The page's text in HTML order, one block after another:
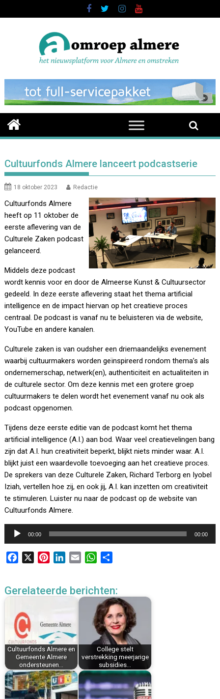
to
Cultuurfonds Almere lanceert podcastserie
18 oktober 2023 Redactie
Cultuurfonds Almere
heeft op 11 oktober de
eerste aflevering van de
Culturele Zaken podcast
gelanceerd.
Middels deze podcast
wordt kennis voor en door de Almeerse Kunst & Cultuursector
gedeeld. In deze eerste aflevering staat het thema artificial
intelligence en de impact hiervan op het creatieve proces
centraal. De podcast is vanaf nu te beluisteren via de website,
YouTube en andere kanalen.
Culturele zaken is van oudsher een driemaandelijks evenement
waarbij cultuurmakers worden geïnspireerd rondom thema’s als
ondernemerschap, netwerk(en), authenticiteit en actualiteiten in
de culturele sector. Om deze kennis met een grotere groep
cultuurmakers te delen wordt het evenement vanaf nu ook als
podcast opgenomen.
Tijdens deze eerste editie van de podcast komt het thema
artificial intelligence (A.I.) aan bod. Waar veel creatievelingen bang
zijn dat A.I. hun creativiteit beperkt, blijkt niets minder waar. A.I.
blijkt juist een waardevolle toevoeging aan het creatieve proces.
De sprekers van deze Culturele Zaken, Richard Terborg en Iyobel
Iziah, vertellen hoe zij, en ook jij, A.I. kan inzetten om creativiteit
te stimuleren. Luister nu naar de podcast op de website van
Cultuurfonds Almere.
Audiospeler
00:00 00:00
e
o
o
k
t
e
s
t
k
I
n
i
W
t
s
A
p
p
e
n
Gerelateerde berichten:
Cultuurfonds Almere en
Gemeente Almere
ondersteunen…
College stelt
verstrekking meerjarige
subsidies…